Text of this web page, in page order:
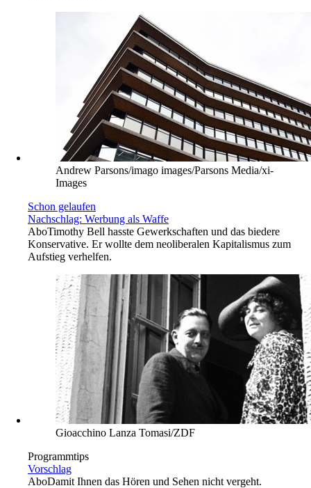
Andrew Parsons/imago images/Parsons Media/xi-
Images
Schon gelaufen
Nachschlag: Werbung als Waffe
AboTimothy Bell hasste Gewerkschaften und das biedere
Konservative. Er wollte dem neoliberalen Kapitalismus zum
Aufstieg verhelfen.
Gioacchino Lanza Tomasi/ZDF
Programmtips
Vorschlag
AboDamit Ihnen das Hören und Sehen nicht vergeht.